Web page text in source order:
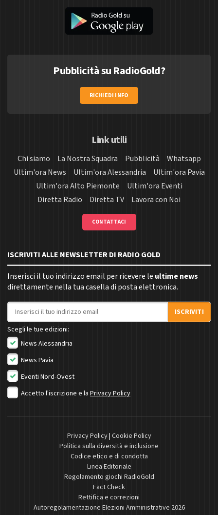
Pubblicità su RadioGold?
RICHIEDI INFO
Link utili
Chi siamo La Nostra Squadra Pubblicità
Whatsapp
Ultim'ora News
Ultim'ora Alessandria
Ultim'ora Pavia
Ultim'ora Alto Piemonte
Ultim'ora Eventi
Diretta Radio
Diretta TV Lavora con Noi
CONTATTACI
ISCRIVITI ALLE NEWSLETTER DI RADIO GOLD
Inserisci il tuo indirizzo email per ricevere le ultime news
direttamente nella tua casella di posta elettronica.
Indirizzo email
ISCRIVITI
Scegli le tue edizioni:
News Alessandria
News Pavia
Eventi Nord-Ovest
Accetto l'iscrizione e la Privacy Policy
Privacy Policy| Cookie Policy
Politica sulla diversità e inclusione
Codice etico e di condotta
Linea Editoriale
Regolamento giochi RadioGold
Fact Check
Rettifica e correzioni
Autoregolamentazione Elezioni Amministrative 2026